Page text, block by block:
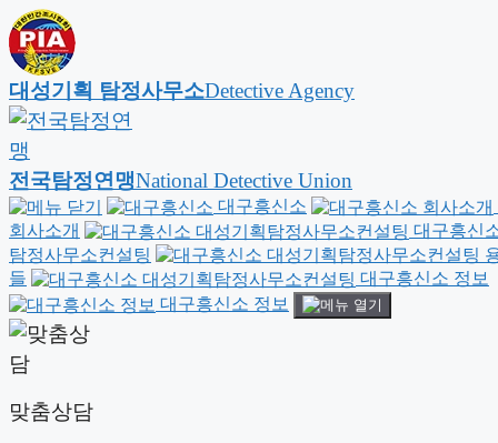
대성기획 탐정사무소Detective Agency
전국탐정연맹National Detective Union
대구흥신소
회사소개
대구흥신
탐정사무소컨설팅
들
대구흥신소 정보
대구흥신소 정보
맞춤상담